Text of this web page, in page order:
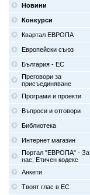
Новини
Конкурси
Квартал ЕВРОПА
Европейски съюз
България - ЕС
Преговори за
присъединяване
Програми и проекти
Въпроси и отговори
Библиотека
Интернет магазин
Портал "ЕВРОПА" - За
нас; Етичен кодекс
Анкети
Твоят глас в ЕС